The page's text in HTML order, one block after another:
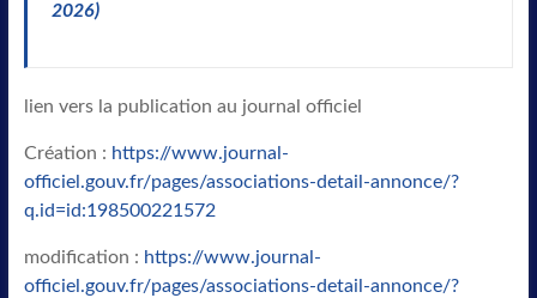
2026)
lien vers la publication au journal officiel
Création : https://www.journal-
officiel.gouv.fr/pages/associations-detail-annonce/?
q.id=id:198500221572
modification : https://www.journal-
officiel.gouv.fr/pages/associations-detail-annonce/?